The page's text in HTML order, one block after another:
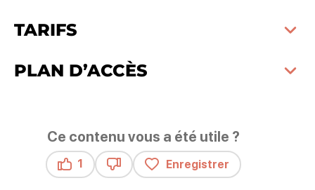
TARIFS
PLAN D’ACCÈS
Ce contenu vous a été utile ?
1
Enregistrer